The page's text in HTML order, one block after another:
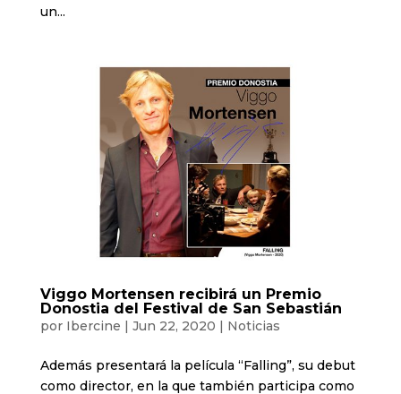
un...
Viggo Mortensen recibirá un Premio
Donostia del Festival de San Sebastián
por Ibercine Jun 22, 2020 Noticias
Además presentará la película “Falling”, su debut
como director, en la que también participa como